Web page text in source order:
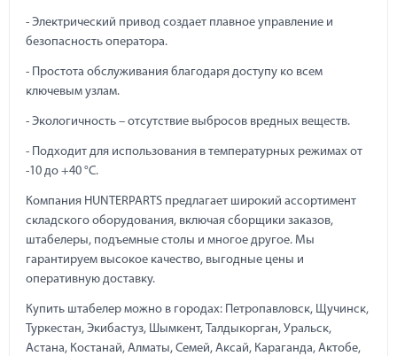
- Электрический привод создает плавное управление и
безопасность оператора.
- Простота обслуживания благодаря доступу ко всем
ключевым узлам.
- Экологичность – отсутствие выбросов вредных веществ.
- Подходит для использования в температурных режимах от
-10 до +40 °C.
Компания HUNTERPARTS предлагает широкий ассортимент
складского оборудования, включая сборщики заказов,
штабелеры, подъемные столы и многое другое. Мы
гарантируем высокое качество, выгодные цены и
оперативную доставку.
Купить штабелер можно в городах: Петропавловск, Щучинск,
Туркестан, Экибастуз, Шымкент, Талдыкорган, Уральск,
Астана, Костанай, Алматы, Семей, Аксай, Караганда, Актобе,